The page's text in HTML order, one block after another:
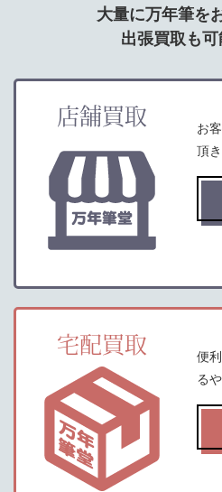
大量に万年筆を
出張買取も可
店舗買取
お
頂
宅配買取
便
る